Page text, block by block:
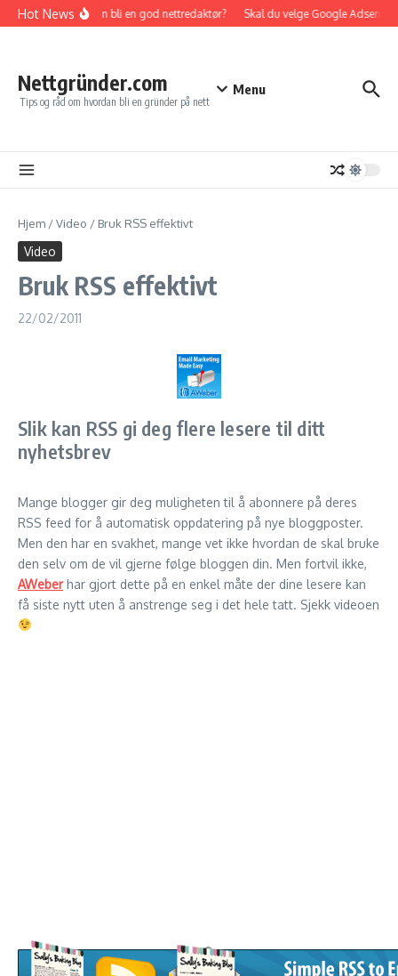
Gå til innhold
Hot NewsHvordan bli en god nettredaktør? Skal du velge Google Adsense
Nettgründer.com
Tips og råd om hvordan bli en gründer på nett
Menu
Hjem /Video / Bruk RSS effektivt
Video
Bruk RSS effektivt
22/02/2011
Slik kan RSS gi deg flere lesere til ditt
nyhetsbrev
Mange blogger gir deg muligheten til å abonnere på deres
RSS feed for å automatisk oppdatering på nye bloggposter.
Men den har en svakhet, mange vet ikke hvordan de skal bruke
den selv om de vil gjerne følge bloggen din. Men fortvil ikke,
AWeberhar gjort dette på en enkel måte der dine lesere kan
få siste nytt uten å anstrenge seg i det hele tatt. Sjekk videoen